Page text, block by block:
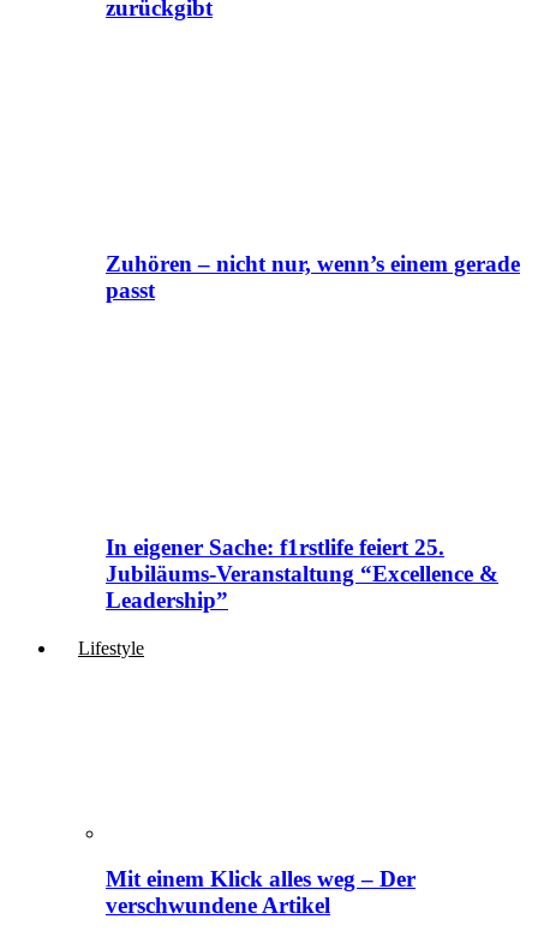
zurückgibt
Zuhören – nicht nur, wenn’s einem gerade
passt
In eigener Sache: f1rstlife feiert 25.
Jubiläums-Veranstaltung “Excellence &
Leadership”
Lifestyle
Mit einem Klick alles weg – Der
verschwundene Artikel